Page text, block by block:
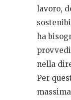
lavoro,
ha
nella
Per